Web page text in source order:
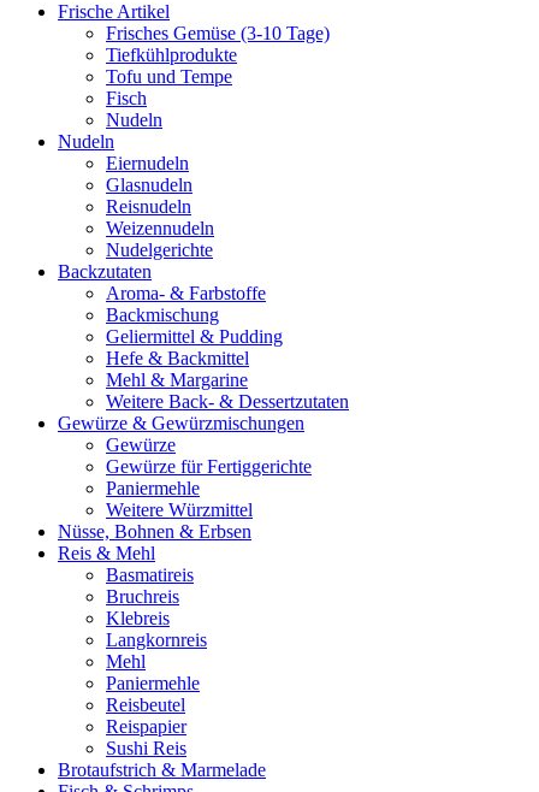
Frische Artikel
Frisches Gemüse (3-10 Tage)
Tiefkühlprodukte
Tofu und Tempe
Fisch
Nudeln
Nudeln
Eiernudeln
Glasnudeln
Reisnudeln
Weizennudeln
Nudelgerichte
Backzutaten
Aroma- & Farbstoffe
Backmischung
Geliermittel & Pudding
Hefe & Backmittel
Mehl & Margarine
Weitere Back- & Dessertzutaten
Gewürze & Gewürzmischungen
Gewürze
Gewürze für Fertiggerichte
Paniermehle
Weitere Würzmittel
Nüsse, Bohnen & Erbsen
Reis & Mehl
Basmatireis
Bruchreis
Klebreis
Langkornreis
Mehl
Paniermehle
Reisbeutel
Reispapier
Sushi Reis
Brotaufstrich & Marmelade